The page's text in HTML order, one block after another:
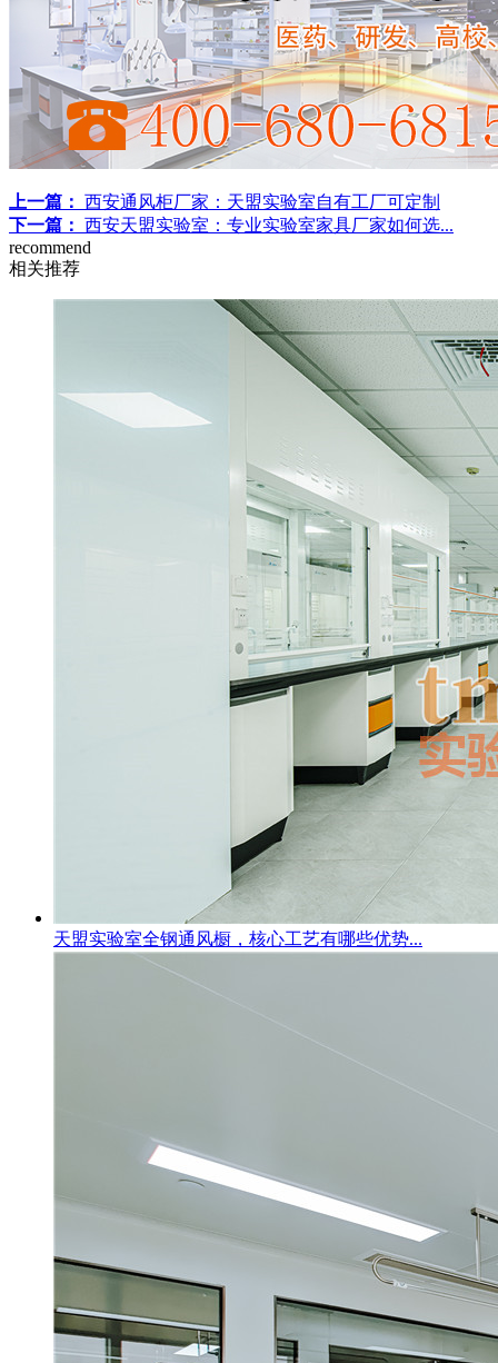
上一篇： 西安通风柜厂家：天盟实验室自有工厂可定制
下一篇： 西安天盟实验室：专业实验室家具厂家如何选...
recommend
相关推荐
天盟实验室全钢通风橱，核心工艺有哪些优势...